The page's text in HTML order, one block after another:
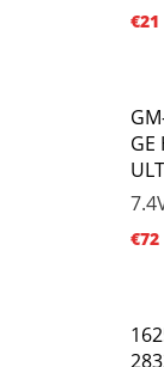
€21
GE
€72